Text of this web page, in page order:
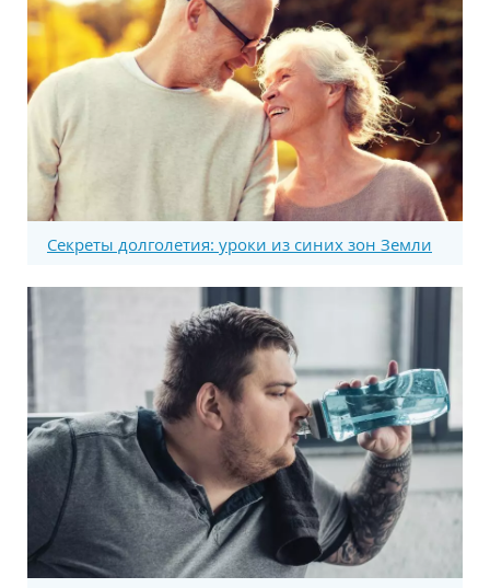
Секреты долголетия: уроки из синих зон Земли